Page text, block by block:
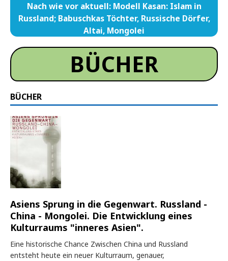
Nach wie vor aktuell: Modell Kasan: Islam in
Russland; Babuschkas Töchter, Russische Dörfer,
Altai, Mongolei
BÜCHER
BÜCHER
Asiens Sprung in die Gegenwart. Russland -
China - Mongolei. Die Entwicklung eines
Kulturraums "inneres Asien".
Eine historische Chance Zwischen China und Russland
entsteht heute ein neuer Kulturraum, genauer,